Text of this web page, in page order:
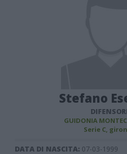
Stefano
GUIDONIA
Serie C,
DATA DI NASCITA: 07-03-1999